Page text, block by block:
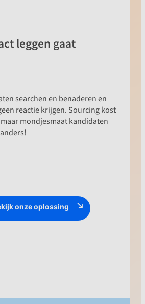
leggen gaat
searchen en benaderen en
reactie krijgen. Sourcing kost
mondjesmaat kandidaten
onze oplossing
breng je alle recruitment
activiteiten samen in één
en makkelijker contact hebt